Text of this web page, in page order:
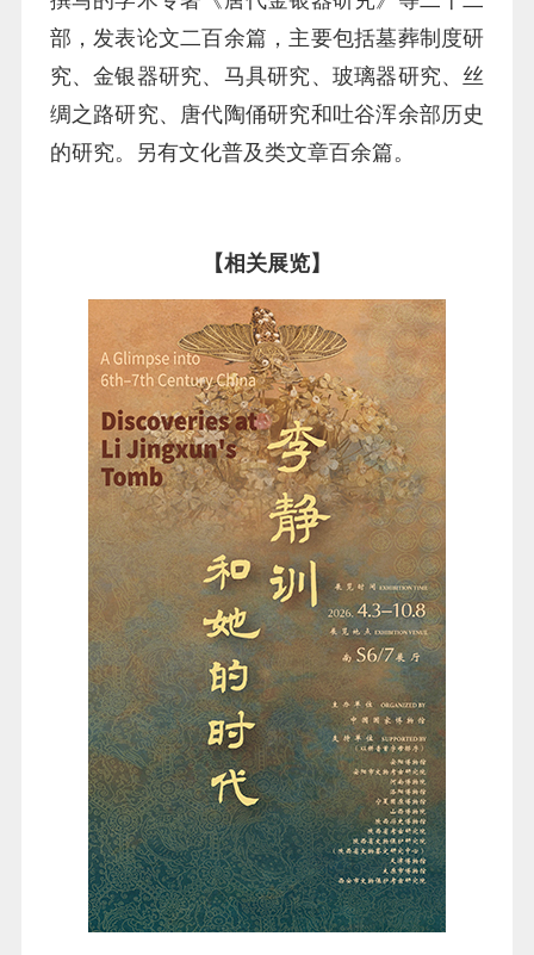
部，发表论文二百余篇，主要包括墓葬制度研
究、金银器研究、马具研究、玻璃器研究、丝
绸之路研究、唐代陶俑研究和吐谷浑余部历史
的研究。另有文化普及类文章百余篇。
【相关展览】